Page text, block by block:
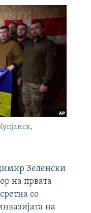
Зеленски
на првата
со
на